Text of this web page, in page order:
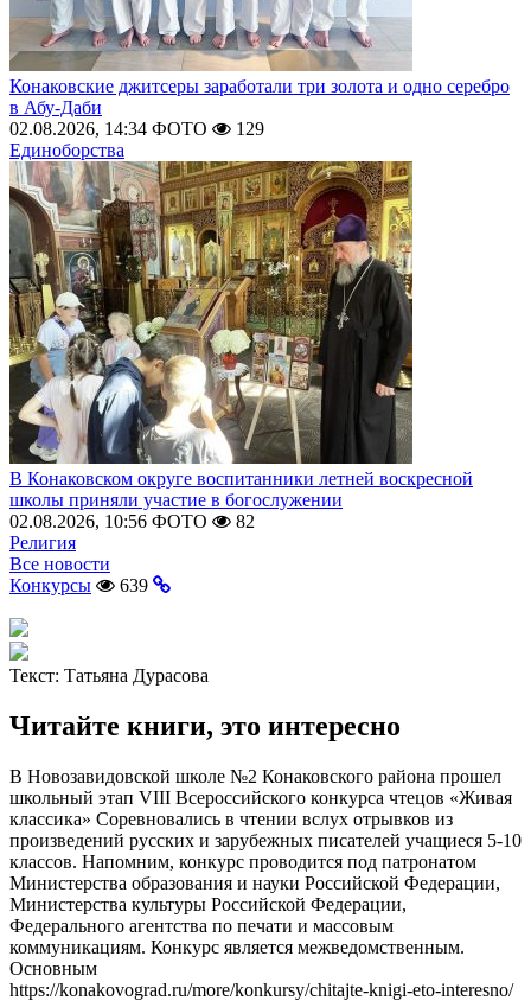
Конаковские джитсеры заработали три золота и одно серебро
в Абу-Даби
02.08.2026, 14:34 ФОТО
129
Единоборства
В Конаковском округе воспитанники летней воскресной
школы приняли участие в богослужении
02.08.2026, 10:56 ФОТО
82
Религия
Все новости
Конкурсы
639
Текст: Татьяна Дурасова
Читайте книги, это интересно
В Новозавидовской школе №2 Конаковского района прошел
школьный этап VIII Всероссийского конкурса чтецов «Живая
классика» Соревновались в чтении вслух отрывков из
произведений русских и зарубежных писателей учащиеся 5-10
классов. Напомним, конкурс проводится под патронатом
Министерства образования и науки Российской Федерации,
Министерства культуры Российской Федерации,
Федерального агентства по печати и массовым
коммуникациям. Конкурс является межведомственным.
Основным
https://konakovograd.ru/more/konkursy/chitajte-knigi-eto-interesno/